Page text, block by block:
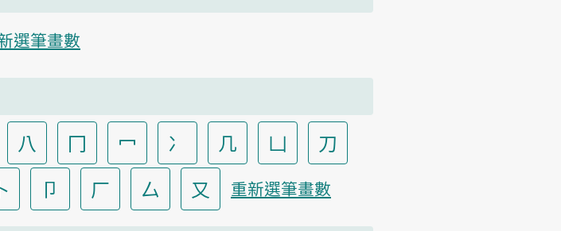
選筆畫數
八 冂 冖 冫 几 凵
刀
卩 厂 厶 又 重新選筆畫數